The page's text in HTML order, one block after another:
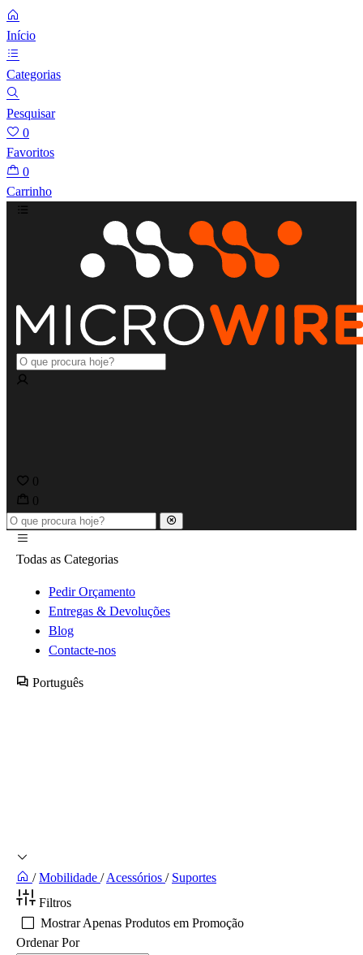
Início
Categorias
Pesquisar
0
Favoritos
0
Carrinho
0
0
Todas as Categorias
Pedir Orçamento
Entregas & Devoluções
Blog
Contacte-nos
Português
/ Mobilidade /Acessórios / Suportes
Filtros
Mostrar Apenas Produtos em Promoção
Ordenar Por